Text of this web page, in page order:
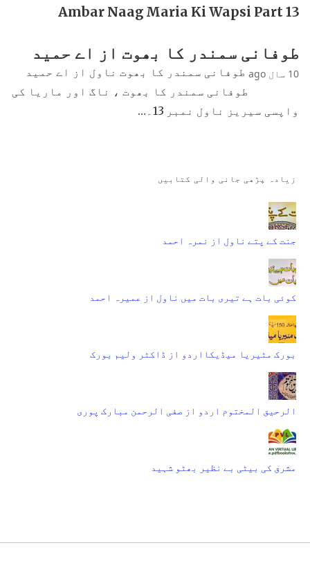
Ambar Naag Maria Ki Wapsi Part 13
طوفانی سمندر کا بھوت از اے حمید
10 سال ago
طوفانی سمندر کا بھوت ناول از اے حمید
طوفانی سمندر کا بھوت ، ناگ اور ماریا کی
واپسی سیریز ناول نمبر 13۔…
زیادہ پڑھی جانی والی کتابیں
جنت کے پتے ناول از نمرہ احمد
کوئی بات ہے تیری بات میں ناول از عمیرہ احمد
بورک مٹیریا میڈیکااردو از ڈاکٹر ولیم بورک
الرحیق المختوم اردو از صفی الرحمن مبارک پوری
مشرق کی بیٹی بے نظیر بھٹو شہید